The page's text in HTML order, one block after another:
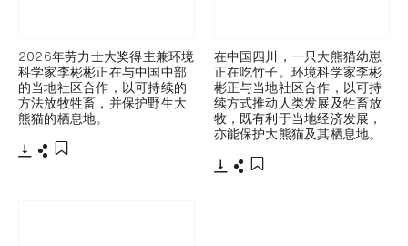
2026年劳力士大奖得主兼环境
科学家李彬彬正在与中国中部
的当地社区合作，以可持续的
方法放牧牲畜，并保护野生大
熊猫的栖息地。
在中国四川，一只大熊猫幼崽
正在吃竹子。环境科学家李彬
彬正与当地社区合作，以可持
续方式推动人类发展及牲畜放
牧，既有利于当地经济发展，
亦能保护大熊猫及其栖息地。